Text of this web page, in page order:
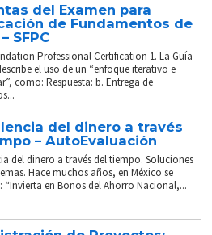
del Examen para
de Fundamentos de
SFPC
Professional Certification 1. La Guía
el uso de un “enfoque iterativo e
como: Respuesta: b. Entrega de
del dinero a través
– AutoEvaluación
del dinero a través del tiempo. Soluciones
Hace muchos años, en México se
“Invierta en Bonos del Ahorro Nacional,...